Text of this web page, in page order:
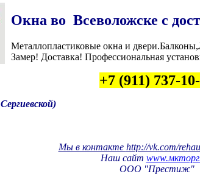
Окна во Всеволожске с
Металлопластиковые окна и
Замер! Доставка! Профессиональная
+7 (911) 737-
Сергиевской)
Мы в контакте http://vk.com/
Наш сайт
ООО "Престиж"